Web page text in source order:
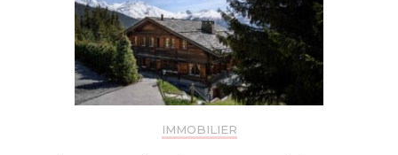
IMMOBILIER